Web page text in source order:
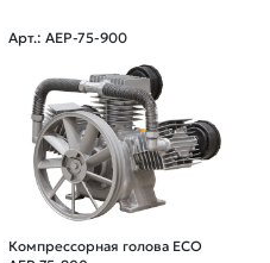
Арт.: AEP-75-900
Компрессорная голова ECO